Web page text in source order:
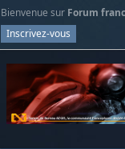
Bienvenue sur Forum
Inscrivez-vous